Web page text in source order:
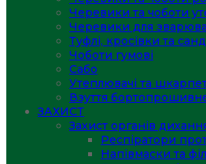
Черевики та чоботи
Черевики для
Туфлі, кросівки та
Чоботи гумові
Сабо
Утеплювачі та
Взуття
ЗАХИСТ
Захист органів
Респіратори
Напівмаски та